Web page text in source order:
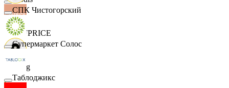
OFFPRICE
string
СПК Чистогорский
Супермаркет Солос
Таблоджикс